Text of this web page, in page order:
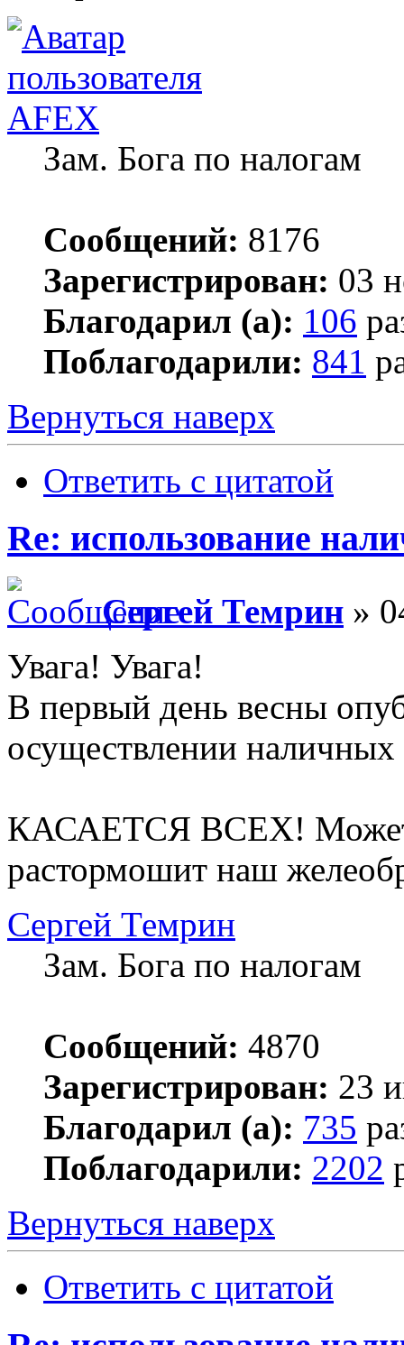
AFEX
Зам. Бога по налогам
Сообщений: 8176
Зарегистрирован: 03
Благодарил (а): 106
Поблагодарили: 841
Вернуться наверх
Ответить с цитатой
Re: использование
Сергей Темрин »
Увага! Увага!
В первый день весны
осуществлении
КАСАЕТСЯ ВСЕХ! Может
растормошит наш
Сергей Темрин
Зам. Бога по налогам
Сообщений: 4870
Зарегистрирован: 23
Благодарил (а): 735
Поблагодарили: 2202
Вернуться наверх
Ответить с цитатой